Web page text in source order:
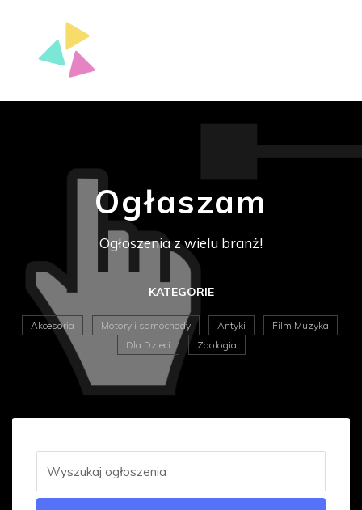
Ogłaszam
Ogłoszenia z wielu branż!
KATEGORIE
Akcesoria Motory i samochody Antyki
Film Muzyka
Dla Dzieci
Zoologia